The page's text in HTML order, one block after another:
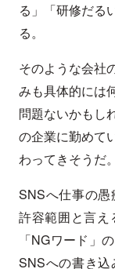
る」「研修だる
る。
そのような会社
みも具体的には
問題ないかもし
の企業に勤めて
わってきそうだ。
SNSへ仕事の
許容範囲と言え
「NGワード」
SNSへの書き